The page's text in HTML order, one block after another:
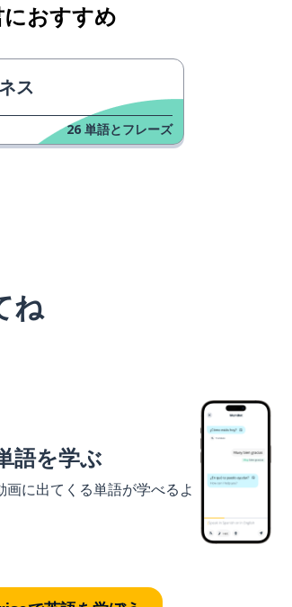
おすすめ
ス
26 単語とフレーズ
ね
語を学ぶ
画に出てくる単語が学べるよ